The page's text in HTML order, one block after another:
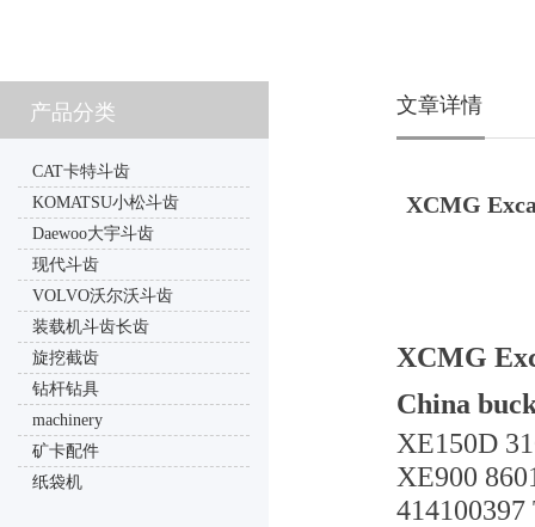
XCMG
XCMG
China
XE150D
XE900
产品分类
CAT卡特斗齿
KOMATSU小松斗齿
Daewoo大宇斗齿
现代斗齿
VOLVO沃尔沃斗齿
装载机斗齿长齿
旋挖截齿
钻杆钻具
machinery
矿卡配件
纸袋机
文章详情